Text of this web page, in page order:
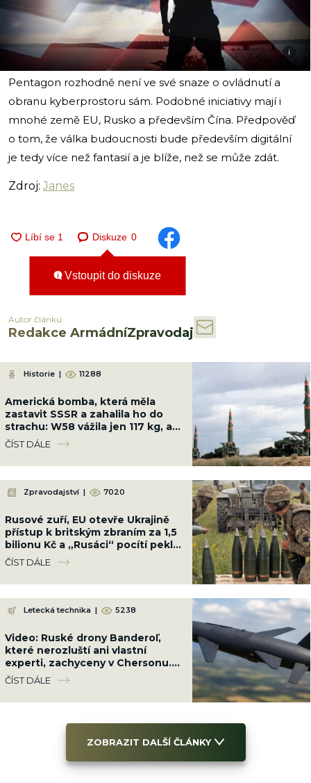
i
Pentagon rozhodně není ve své snaze o ovládnutí a
obranu kyberprostoru sám. Podobné iniciativy mají i
mnohé země EU, Rusko a především Čína. Předpověď
o tom, že válka budoucnosti bude především digitální
je tedy více než fantasií a je blíže, než se může zdát.
Zdroj: Janes
Diskuze 0
Vstoupit do diskuze
Autor článku
Redakce ArmádníZpravodaj
Historie | 11288
Americká bomba, která měla
zastavit SSSR a zahalila ho do
strachu: W58 vážila jen 117 kg, ale
měla sílu 200 kilotun
ČÍST DÁLE
Zpravodajství | 7020
Rusové zuří, EU otevře Ukrajině
přístup k britským zbraním za 1,5
bilionu Kč a „Rusáci“ pocítí peklo
na zemi
ČÍST DÁLE
Letecká technika | 5238
Video: Ruské drony Banderoľ,
které nerozluští ani vlastní
experti, zachyceny v Chersonu.
Ukrajinci se proti ni neumí bránit
ČÍST DÁLE
ZOBRAZIT DALŠÍ ČLÁNKY